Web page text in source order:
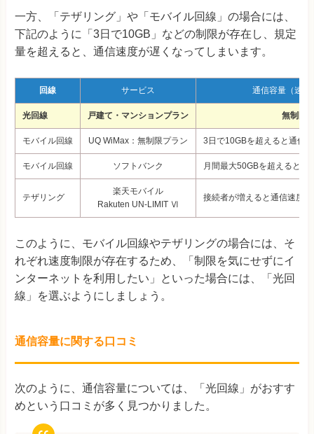
一方、「テザリング」や「モバイル回線」の場合には、
下記のように「3日で10GB」などの制限が存在し、規定
量を超えると、通信速度が遅くなってしまいます。
回線 サービス 通信容量（速度
光回線 戸建て・マンションプラン 無制限
モバイル回線 UQ WiMax：無制限プラン 3日で10GBを超えると通信
モバイル回線 ソフトバンク 月間最大50GBを超えると通
テザリング
楽天モバイル
Rakuten UN-LIMIT Ⅵ
接続者が増えると通信速度
このように、モバイル回線やテザリングの場合には、そ
れぞれ速度制限が存在するため、「制限を気にせずにイ
ンターネットを利用したい」といった場合には、「光回
線」を選ぶようにしましょう。
通信容量に関する口コミ
次のように、通信容量については、「光回線」がおすす
めという口コミが多く見つかりました。